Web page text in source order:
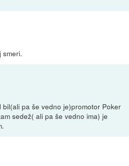
smeri.
pa še vedno je)promotor Poker
sedež( ali pa še vedno ima) je